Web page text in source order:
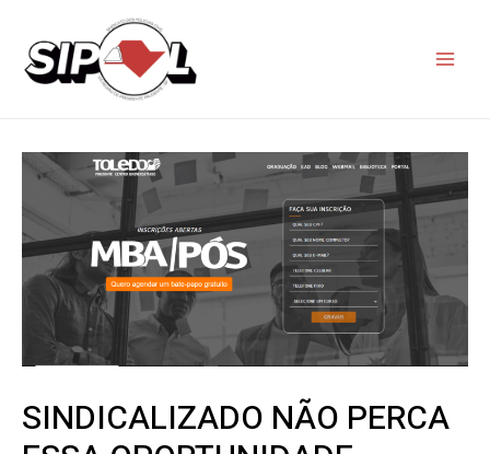
SINDICALIZADO NÃO PERCA